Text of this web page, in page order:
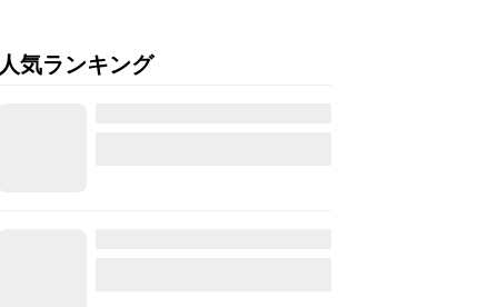
人気ランキング